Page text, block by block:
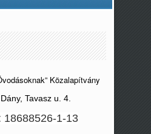
Közalapítvány
Tavasz u. 4.
18688526-1-13